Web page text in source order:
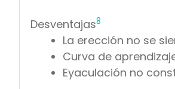
Desventajas8
La erección no se
Curva de
Eyaculación no